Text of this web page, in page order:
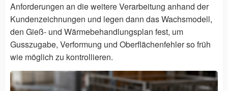
Anforderungen an die weitere Verarbeitung anhand der
Kundenzeichnungen und legen dann das Wachsmodell,
den Gieß- und Wärmebehandlungsplan fest, um
Gusszugabe, Verformung und Oberflächenfehler so früh
wie möglich zu kontrollieren.